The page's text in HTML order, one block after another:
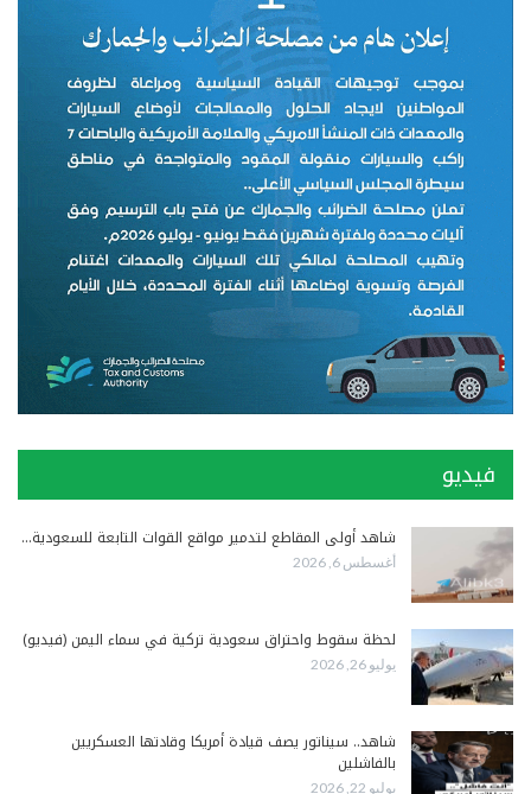
فيديو
شاهد أولى المقاطع لتدمير مواقع القوات التابعة للسعودية…
أغسطس 6, 2026
لحظة سقوط واحتراق سعودية تركية في سماء اليمن (فيديو)
يوليو 26, 2026
شاهد.. سيناتور يصف قيادة أمريكا وقادتها العسكريين
بالفاشلين
يوليو 22, 2026